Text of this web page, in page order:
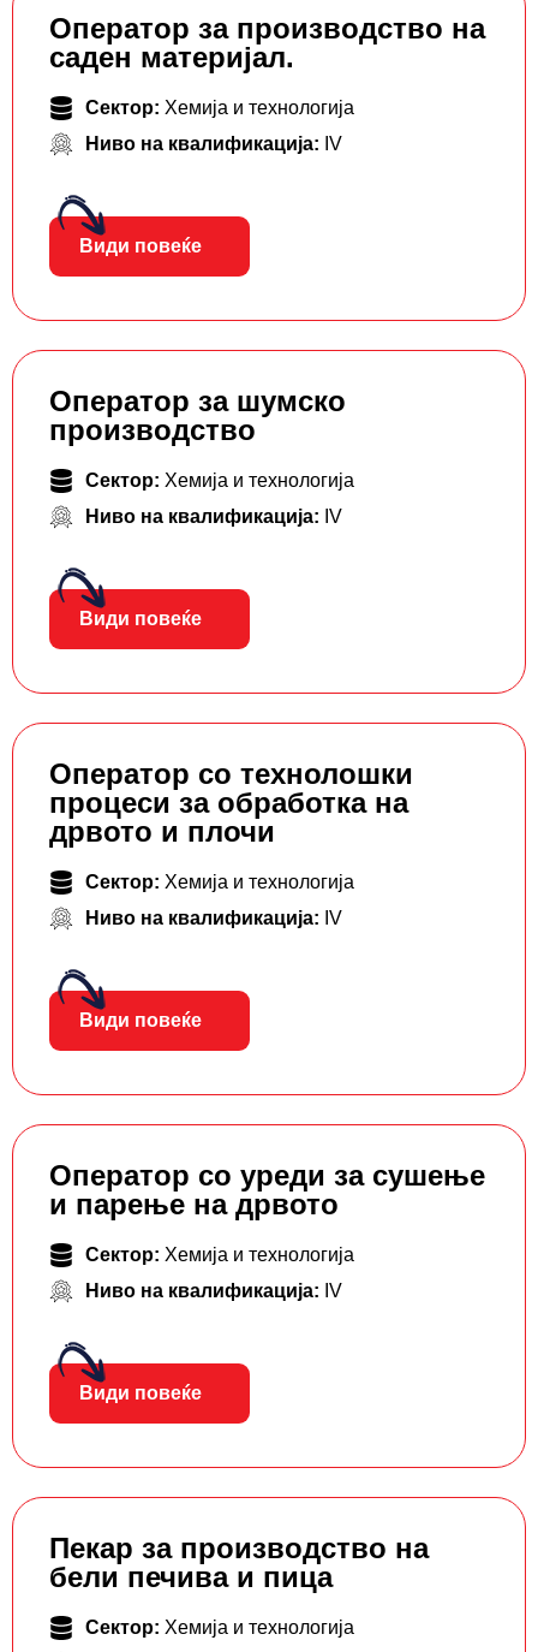
Оператор за производство на
саден материјал.
Сектор: Хемија и технологија
Ниво на квалификација: IV
Види повеќе
Оператор за шумско
производство
Сектор: Хемија и технологија
Ниво на квалификација: IV
Види повеќе
Оператор со технолошки
процеси за обработка на
дрвото и плочи
Сектор: Хемија и технологија
Ниво на квалификација: IV
Види повеќе
Оператор со уреди за сушење
и парење на дрвото
Сектор: Хемија и технологија
Ниво на квалификација: IV
Види повеќе
Пекар за производство на
бели печива и пица
Сектор: Хемија и технологија